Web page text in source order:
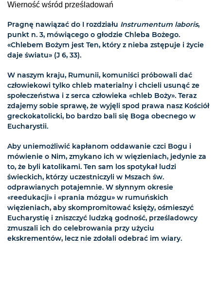
Wierność wśród prześladowań
Pragnę nawiązać do I rozdziału Instrumentum laboris,
punkt n. 3, mówiącego o głodzie Chleba Bożego.
«Chlebem Bożym jest Ten, który z nieba zstępuje i życie
daje światu» (J 6, 33).
W naszym kraju, Rumunii, komuniści próbowali dać
człowiekowi tylko chleb materialny i chcieli usunąć ze
społeczeństwa i z serca człowieka «chleb Boży». Teraz
zdajemy sobie sprawę, że wyjęli spod prawa nasz Kościół
greckokatolicki, bo bardzo bali się Boga obecnego w
Eucharystii.
Aby uniemożliwić kapłanom oddawanie czci Bogu i
mówienie o Nim, zmykano ich w więzieniach, jedynie za
to, że byli katolikami. Ten sam los spotykał ludzi
świeckich, którzy uczestniczyli w Mszach św.
odprawianych potajemnie. W słynnym okresie
«reedukacji» i «prania mózgu» w rumuńskich
więzieniach, aby skompromitować księży, ośmieszyć
Eucharystię i zniszczyć ludzką godność, prześladowcy
zmuszali ich do celebrowania przy użyciu
ekskrementów, lecz nie zdołali odebrać im wiary.